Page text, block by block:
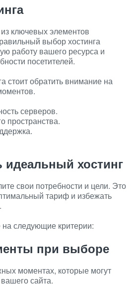
ключевых элементов
выбор хостинга
работу вашего ресурса и
посетителей.
стоит обратить внимание на
серверов.
пространства.
идеальный хостинг
свои потребности и цели. Это
тариф и избежать
следующие критерии:
при выборе
моментах, которые могут
сайта.